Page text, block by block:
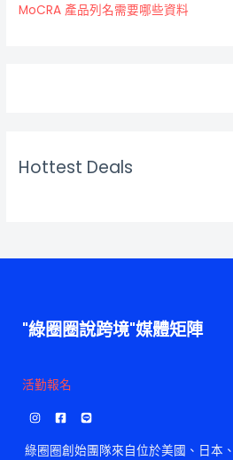
MoCRA 產品列名需要哪些資料
Hottest Deals
"綠圈圈說跨境"媒體矩陣
活勤報名
綠圈圈創始團隊來自位於美國、日本